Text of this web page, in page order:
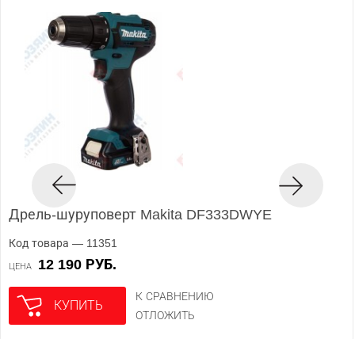
Дрель-шуруповерт Makita DF333DWYE
Код товара — 11351
ЦЕНА 12 190 РУБ.
КУПИТЬ
К СРАВНЕНИЮ
ОТЛОЖИТЬ